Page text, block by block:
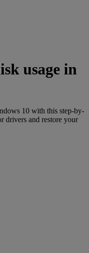
usage in
10 with this step-by-
drivers and restore your